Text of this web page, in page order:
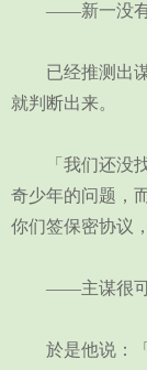
——新一没有把
已经推测出谋
就判断出来。
「我们还没找
奇少年的问题，
你们签保密协议
——主谋很可能
於是他说：「